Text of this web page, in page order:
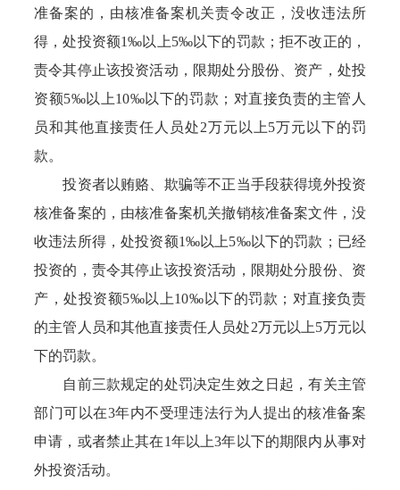
准备案的，由核准备案机关责令改正，没收违法所
得，处投资额1‰以上5‰以下的罚款；拒不改正的，
责令其停止该投资活动，限期处分股份、资产，处投
资额5‰以上10‰以下的罚款；对直接负责的主管人
员和其他直接责任人员处2万元以上5万元以下的罚
款。
投资者以贿赂、欺骗等不正当手段获得境外投资
核准备案的，由核准备案机关撤销核准备案文件，没
收违法所得，处投资额1‰以上5‰以下的罚款；已经
投资的，责令其停止该投资活动，限期处分股份、资
产，处投资额5‰以上10‰以下的罚款；对直接负责
的主管人员和其他直接责任人员处2万元以上5万元以
下的罚款。
自前三款规定的处罚决定生效之日起，有关主管
部门可以在3年内不受理违法行为人提出的核准备案
申请，或者禁止其在1年以上3年以下的期限内从事对
外投资活动。